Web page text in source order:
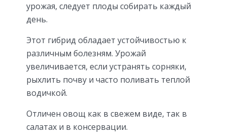
урожая, следует плоды собирать каждый
день.
Этот гибрид обладает устойчивостью к
различным болезням. Урожай
увеличивается, если устранять сорняки,
рыхлить почву и часто поливать теплой
водичкой.
Отличен овощ как в свежем виде, так в
салатах и в консервации.